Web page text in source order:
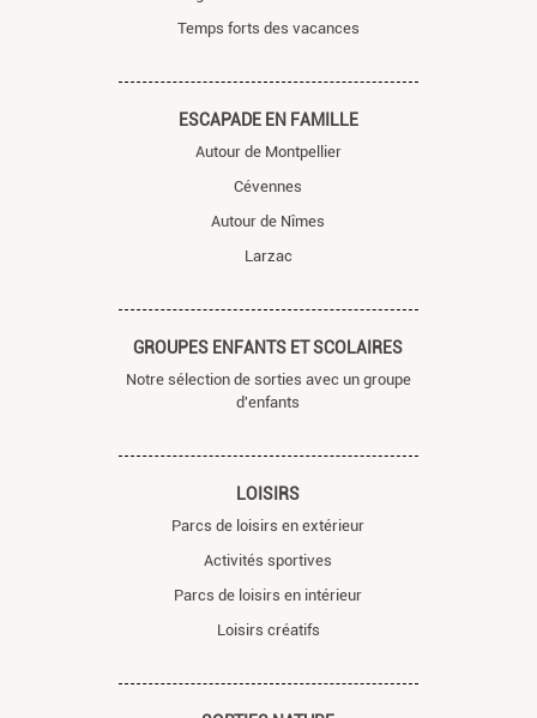
Temps forts des vacances
ESCAPADE EN FAMILLE
Autour de Montpellier
Cévennes
Autour de Nîmes
Larzac
GROUPES ENFANTS ET SCOLAIRES
Notre sélection de sorties avec un groupe
d'enfants
LOISIRS
Parcs de loisirs en extérieur
Activités sportives
Parcs de loisirs en intérieur
Loisirs créatifs